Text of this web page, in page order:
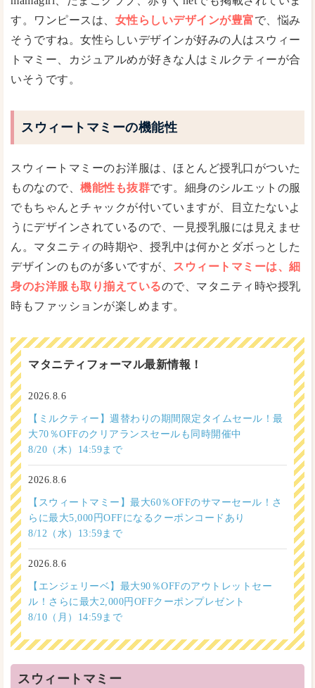
す。ワンピースは、 女性らしいデザインが豊富で、悩み
そうですね。女性らしいデザインが好みの人はスウィー
トマミー、カジュアルめが好きな人はミルクティーが合
いそうです。
スウィートマミーの機能性
スウィートマミーのお洋服は、ほとんど授乳口がついた
ものなので、 機能性も抜群です。細身のシルエットの服
でもちゃんとチャックが付いていますが、目立たないよ
うにデザインされているので、一見授乳服には見えませ
ん。マタニティの時期や、授乳中は何かとダボっとした
デザインのものが多いですが、
スウィートマミーは、細
身のお洋服も取り揃えているので、マタニティ時や授乳
時もファッションが楽しめます。
マタニティフォーマル最新情報！
2026.8.6
【ミルクティー】週替わりの期間限定タイムセール！最
大70％OFFのクリアランスセールも同時開催中
8/20（木）14:59まで
2026.8.6
【スウィートマミー】最大60％OFFのサマーセール！さ
らに最大5,000円OFFになるクーポンコードあり
8/12（水）13:59まで
2026.8.6
【エンジェリーベ】最大90％OFFのアウトレットセー
ル！さらに最大2,000円OFFクーポンプレゼント
8/10（月）14:59まで
スウィートマミー